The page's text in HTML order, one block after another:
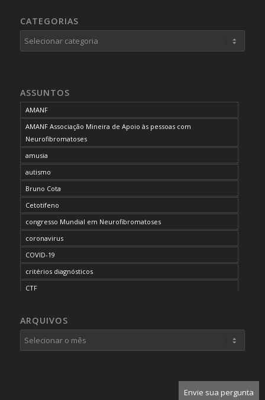
Envie sua pergunta
CATEGORIAS
Categorias
ASSUNTOS
AMANF
AMANF Associação Mineira de Apoio às pessoas com
Neurofibromatoses
amusia
autismo
Bruno Cota
Cetotifeno
congresso Mundial em Neurofibromatoses
coronavirus
COVID-19
critérios diagnósticos
CTF
desordem do processamento auditivo
diagnóstico
dificuldades cognitivas
ARQUIVOS